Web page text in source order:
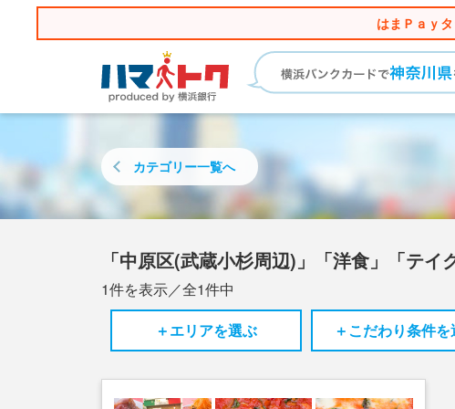
はまＰａｙ
カテゴリー一覧へ
「中原区(武蔵小杉周辺)」「洋食」「テイ
1件を表示／全1件中
＋エリアを選ぶ
＋こだわり条件を